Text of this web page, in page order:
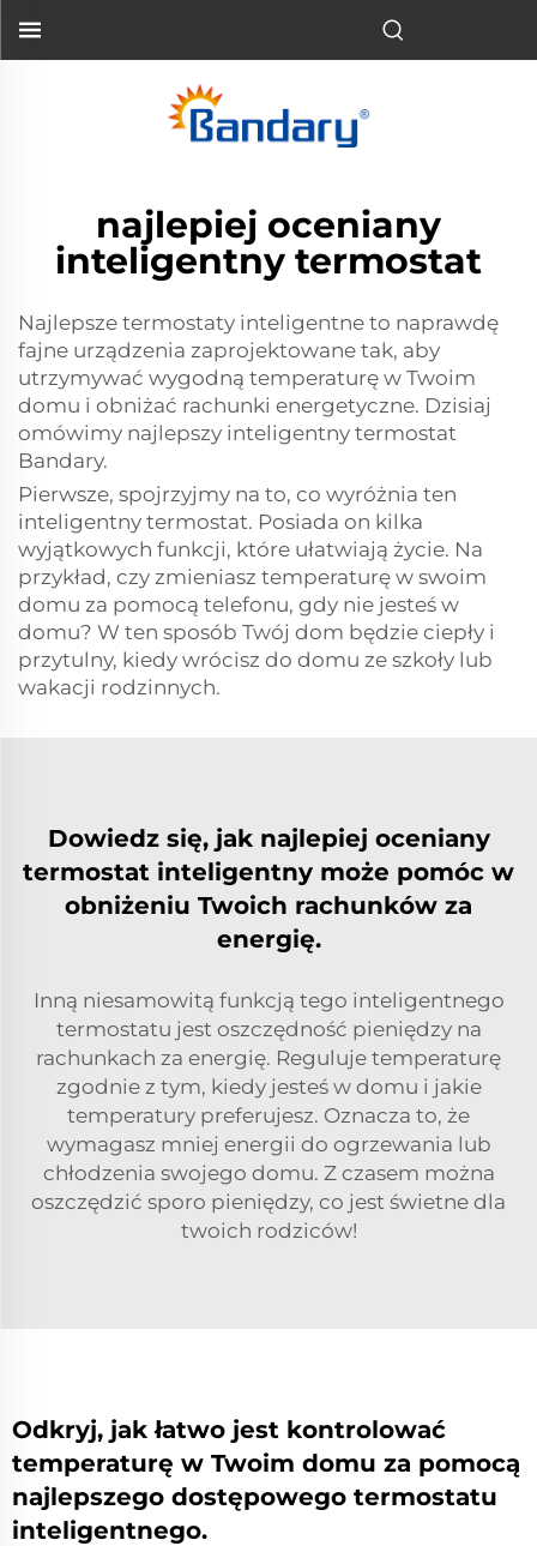
najlepiej oceniany
inteligentny termostat
Najlepsze termostaty inteligentne to naprawdę
fajne urządzenia zaprojektowane tak, aby
utrzymywać wygodną temperaturę w Twoim
domu i obniżać rachunki energetyczne. Dzisiaj
omówimy najlepszy inteligentny termostat
Bandary.
Pierwsze, spojrzyjmy na to, co wyróżnia ten
inteligentny termostat. Posiada on kilka
wyjątkowych funkcji, które ułatwiają życie. Na
przykład, czy zmieniasz temperaturę w swoim
domu za pomocą telefonu, gdy nie jesteś w
domu? W ten sposób Twój dom będzie ciepły i
przytulny, kiedy wrócisz do domu ze szkoły lub
wakacji rodzinnych.
Dowiedz się, jak najlepiej oceniany
termostat inteligentny może pomóc w
obniżeniu Twoich rachunków za
energię.
Inną niesamowitą funkcją tego inteligentnego
termostatu jest oszczędność pieniędzy na
rachunkach za energię. Reguluje temperaturę
zgodnie z tym, kiedy jesteś w domu i jakie
temperatury preferujesz. Oznacza to, że
wymagasz mniej energii do ogrzewania lub
chłodzenia swojego domu. Z czasem można
oszczędzić sporo pieniędzy, co jest świetne dla
twoich rodziców!
Odkryj, jak łatwo jest kontrolować
temperaturę w Twoim domu za pomocą
najlepszego dostępowego termostatu
inteligentnego.